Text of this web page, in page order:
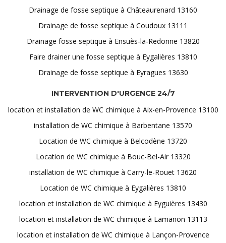
Drainage de fosse septique à Châteaurenard 13160
Drainage de fosse septique à Coudoux 13111
Drainage fosse septique à Ensuès-la-Redonne 13820
Faire drainer une fosse septique à Eygalières 13810
Drainage de fosse septique à Eyragues 13630
INTERVENTION D'URGENCE 24/7
location et installation de WC chimique à Aix-en-Provence 13100
installation de WC chimique à Barbentane 13570
Location de WC chimique à Belcodène 13720
Location de WC chimique à Bouc-Bel-Air 13320
installation de WC chimique à Carry-le-Rouet 13620
Location de WC chimique à Eygalières 13810
location et installation de WC chimique à Eyguières 13430
location et installation de WC chimique à Lamanon 13113
location et installation de WC chimique à Lançon-Provence